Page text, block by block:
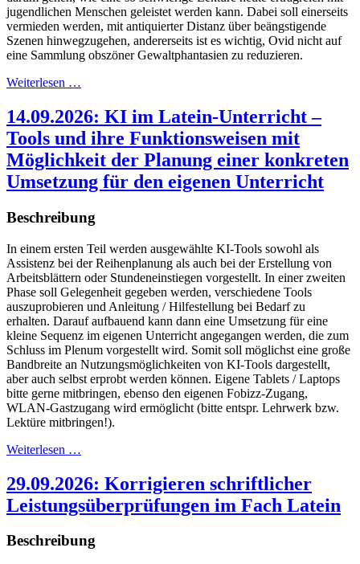
jugendlichen Menschen geleistet werden kann. Dabei soll einerseits
vermieden werden, mit antiquierter Distanz über beängstigende
Szenen hinwegzugehen, andererseits ist es wichtig, Ovid nicht auf
eine Sammlung obszöner Gewaltphantasien zu reduzieren.
Weiterlesen …
14.09.2026: KI im Latein-Unterricht –
Tools und ihre Funktionsweisen mit
Möglichkeit der Planung einer konkreten
Umsetzung für den eigenen Unterricht
Beschreibung
In einem ersten Teil werden ausgewählte KI-Tools sowohl als
Assistenz bei der Reihenplanung als auch bei der Erstellung von
Arbeitsblättern oder Stundeneinstiegen vorgestellt. In einer zweiten
Phase soll Gelegenheit gegeben werden, verschiedene Tools
auszuprobieren und Anleitung / Hilfestellung bei Bedarf zu
erhalten. Darauf aufbauend kann dann eine Umsetzung für eine
kleine Sequenz im eigenen Unterricht angegangen werden, die zum
Schluss im Plenum vorgestellt wird. Somit soll möglichst eine große
Bandbreite an Nutzungsmöglichkeiten von KI-Tools dargestellt,
aber auch selbst erprobt werden können. Eigene Tablets / Laptops
bitte gerne mitbringen, ebenso den eigenen Fobizz-Zugang,
WLAN-Gastzugang wird ermöglicht (bitte entspr. Lehrwerk bzw.
Lektüre mitbringen!).
Weiterlesen …
29.09.2026: Korrigieren schriftlicher
Leistungsüberprüfungen im Fach Latein
Beschreibung